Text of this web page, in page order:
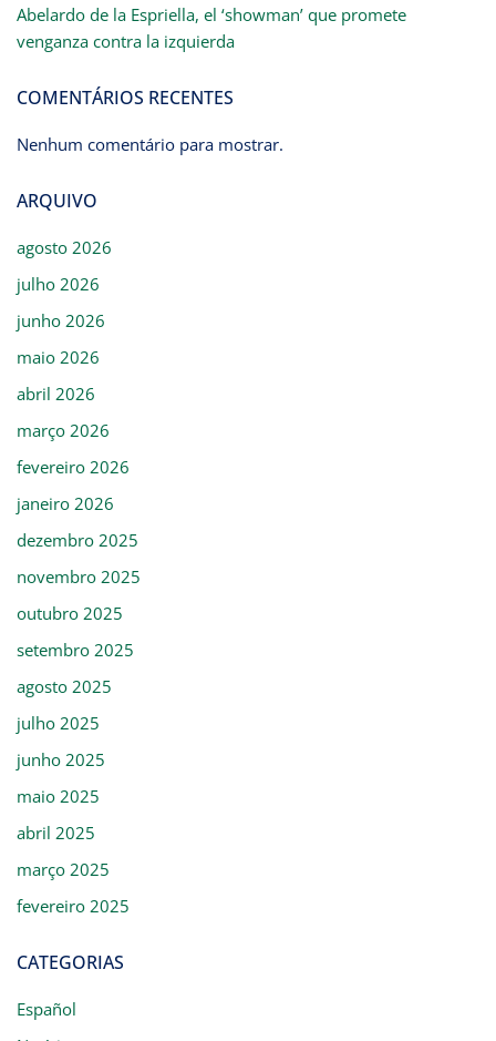
Abelardo de la Espriella, el ‘showman’ que promete
venganza contra la izquierda
COMENTÁRIOS RECENTES
Nenhum comentário para mostrar.
ARQUIVO
agosto 2026
julho 2026
junho 2026
maio 2026
abril 2026
março 2026
fevereiro 2026
janeiro 2026
dezembro 2025
novembro 2025
outubro 2025
setembro 2025
agosto 2025
julho 2025
junho 2025
maio 2025
abril 2025
março 2025
fevereiro 2025
CATEGORIAS
Español